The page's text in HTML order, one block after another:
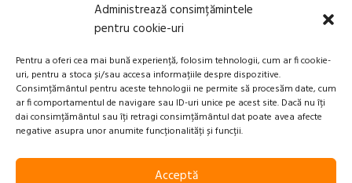
Administrează consimțămintele
pentru cookie-uri
Pentru a oferi cea mai bună experiență, folosim tehnologii, cum ar fi cookie-
uri, pentru a stoca și/sau accesa informațiile despre dispozitive.
Consimțământul pentru aceste tehnologii ne permite să procesăm date, cum
ar fi comportamentul de navigare sau ID-uri unice pe acest site. Dacă nu îți
dai consimțământul sau îți retragi consimțământul dat poate avea afecte
negative asupra unor anumite funcționalități și funcții.
Acceptă
LINK-URI UTILE
ANPC
Politica privind Prelucrarea Datelor Personale​
Termeni și Condiții
Transport, Rambursari si Retururi